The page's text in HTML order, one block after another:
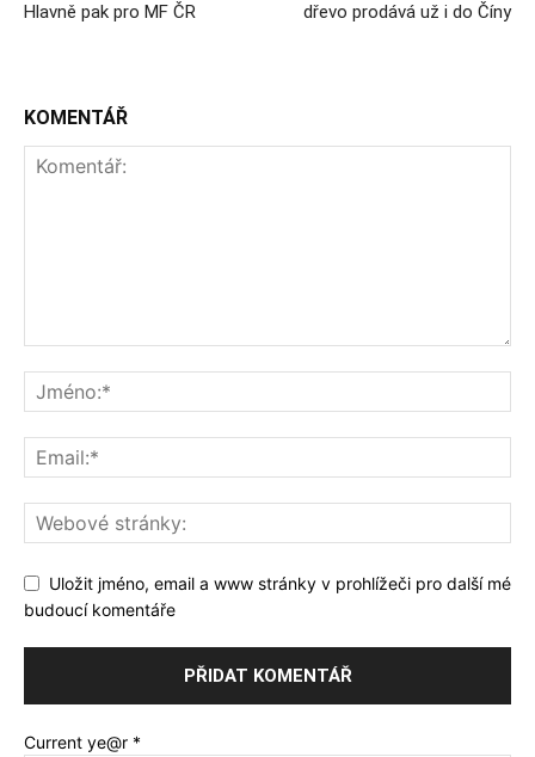
Hlavně pak pro MF ČR
dřevo prodává už i do Číny
KOMENTÁŘ
Uložit jméno, email a www stránky v prohlížeči pro další mé
budoucí komentáře
Current ye@r *